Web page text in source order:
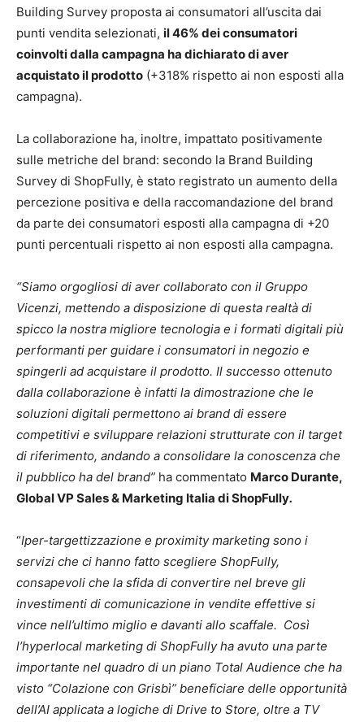
Building Survey proposta ai consumatori all’uscita dai
punti vendita selezionati, il 46% dei consumatori
coinvolti dalla campagna ha dichiarato di aver
acquistato il prodotto (+318% rispetto ai non esposti alla
campagna).
La collaborazione ha, inoltre, impattato positivamente
sulle metriche del brand: secondo la Brand Building
Survey di ShopFully, è stato registrato un aumento della
percezione positiva e della raccomandazione del brand
da parte dei consumatori esposti alla campagna di +20
punti percentuali rispetto ai non esposti alla campagna.
“Siamo orgogliosi di aver collaborato con il Gruppo
Vicenzi, mettendo a disposizione di questa realtà di
spicco la nostra migliore tecnologia e i formati digitali più
performanti per guidare i consumatori in negozio e
spingerli ad acquistare il prodotto. Il successo ottenuto
dalla collaborazione è infatti la dimostrazione che le
soluzioni digitali permettono ai brand di essere
competitivi e sviluppare relazioni strutturate con il target
di riferimento, andando a consolidare la conoscenza che
il pubblico ha del brand” ha commentato Marco Durante,
Global VP Sales & Marketing Italia di ShopFully.
“Iper-targettizzazione e proximity marketing sono i
servizi che ci hanno fatto scegliere ShopFully,
consapevoli che la sfida di convertire nel breve gli
investimenti di comunicazione in vendite effettive si
vince nell’ultimo miglio e davanti allo scaffale. Così
l’hyperlocal marketing di ShopFully ha avuto una parte
importante nel quadro di un piano Total Audience che ha
visto “Colazione con Grisbì” beneficiare delle opportunità
dell’AI applicata a logiche di Drive to Store, oltre a TV